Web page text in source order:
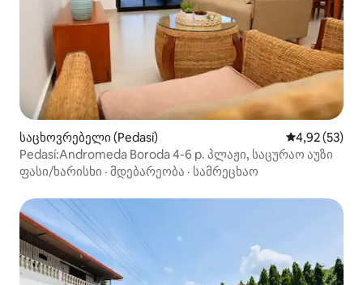
საცხოვრებელი (Pedasí) საშუალო
4,92 (53)
Pedasí:Andromeda Boroda 4-6 p. პლაჟი, საცურაო აუზი
ფასი/ხარისხი · მდებარეობა · სამრეცხაო